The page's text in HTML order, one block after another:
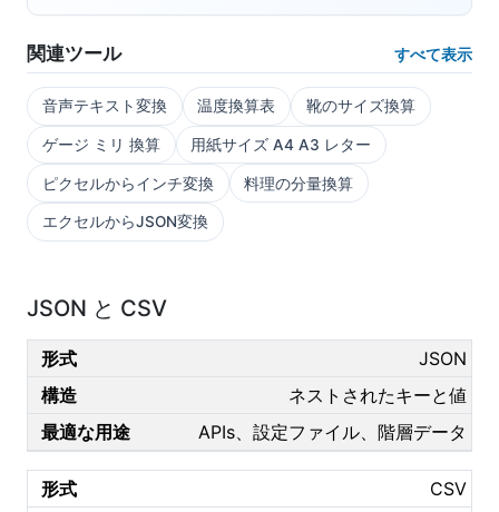
関連ツール すべて表示
音声テキスト変換 温度換算表 靴のサイズ換算
ゲージ ミリ 換算 用紙サイズ A4 A3 レター
ピクセルからインチ変換 料理の分量換算
エクセルからJSON変換
JSON と CSV
JSON
ネストされたキーと値
APIs、設定ファイル、階層データ
CSV